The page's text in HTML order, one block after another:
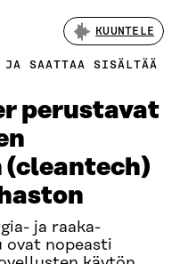
KUUNTELE
SAATTAA SISÄLTÄÄ
perustavat
ja raaka-
ovat nopeasti